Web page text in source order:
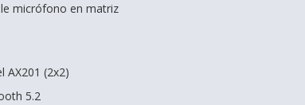
micrófono en matriz
AX201 (2x2)
5.2